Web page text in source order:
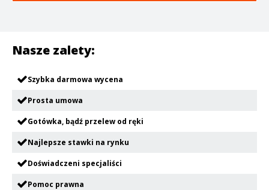
Nasze zalety:
Szybka darmowa wycena
Prosta umowa
Gotówka, bądź przelew od ręki
Najlepsze stawki na rynku
Doświadczeni specjaliści
Pomoc prawna